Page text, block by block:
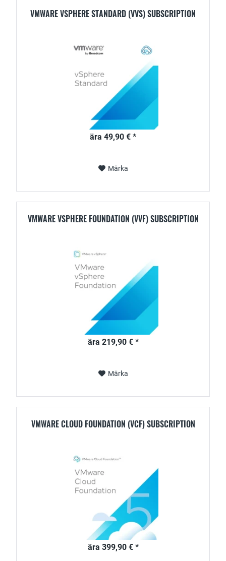
VMWARE VSPHERE STANDARD (VVS) SUBSCRIPTION
ära 49,90 € *
Märka
VMWARE VSPHERE FOUNDATION (VVF) SUBSCRIPTION
ära 219,90 € *
Märka
VMWARE CLOUD FOUNDATION (VCF) SUBSCRIPTION
ära 399,90 € *